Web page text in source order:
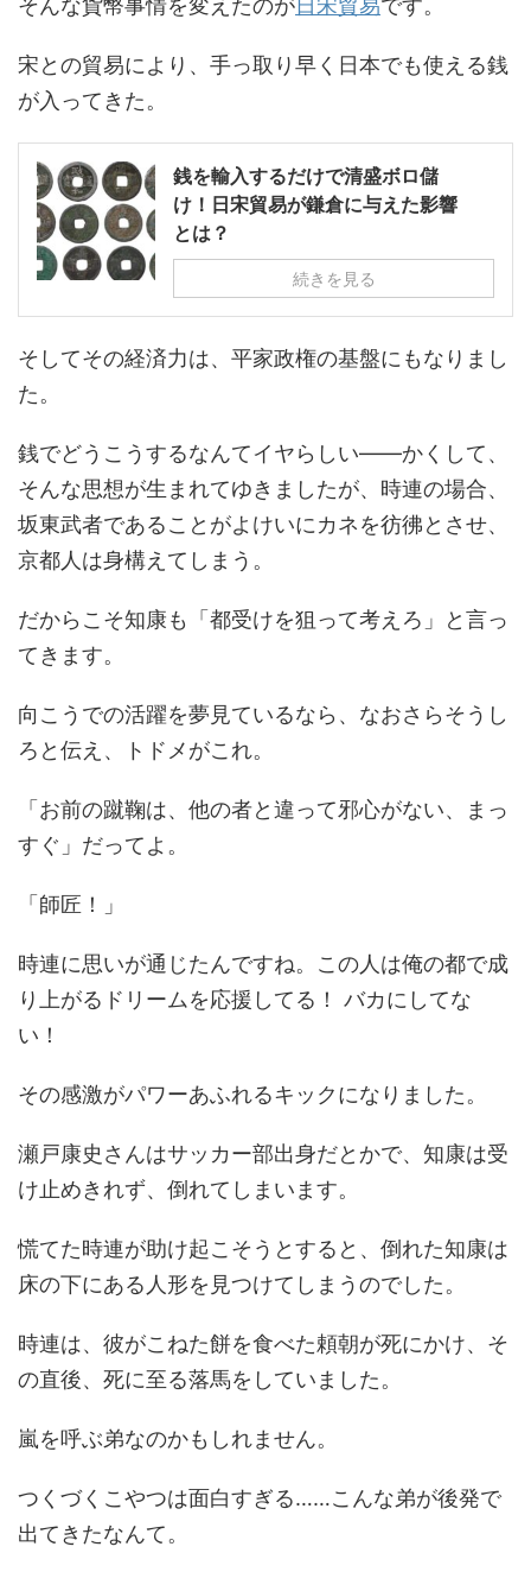
そんな貨幣事情を変えたのが日宋貿易です。
宋との貿易により、手っ取り早く日本でも使える銭
が入ってきた。
銭を輸入するだけで清盛ボロ儲
け！日宋貿易が鎌倉に与えた影響
とは？
続きを見る
そしてその経済力は、平家政権の基盤にもなりまし
た。
銭でどうこうするなんてイヤらしい――かくして、
そんな思想が生まれてゆきましたが、時連の場合、
坂東武者であることがよけいにカネを彷彿とさせ、
京都人は身構えてしまう。
だからこそ知康も「都受けを狙って考えろ」と言っ
てきます。
向こうでの活躍を夢見ているなら、なおさらそうし
ろと伝え、トドメがこれ。
「お前の蹴鞠は、他の者と違って邪心がない、まっ
すぐ」だってよ。
「師匠！」
時連に思いが通じたんですね。この人は俺の都で成
り上がるドリームを応援してる！ バカにしてな
い！
その感激がパワーあふれるキックになりました。
瀬戸康史さんはサッカー部出身だとかで、知康は受
け止めきれず、倒れてしまいます。
慌てた時連が助け起こそうとすると、倒れた知康は
床の下にある人形を見つけてしまうのでした。
時連は、彼がこねた餅を食べた頼朝が死にかけ、そ
の直後、死に至る落馬をしていました。
嵐を呼ぶ弟なのかもしれません。
つくづくこやつは面白すぎる……こんな弟が後発で
出てきたなんて。